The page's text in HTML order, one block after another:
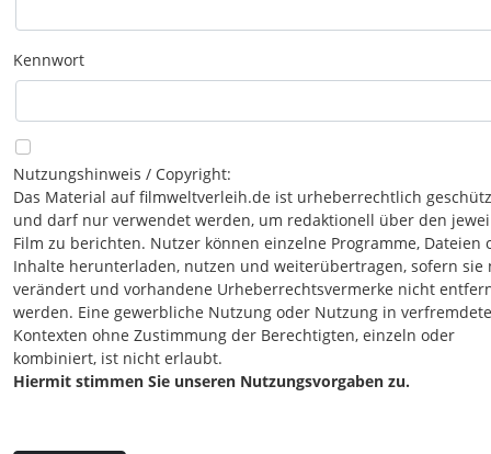
Kennwort
Nutzungshinweis / Copyright:
Das Material auf filmweltverleih.de ist urheberrechtlich
und darf nur verwendet werden, um redaktionell über den
Film zu berichten. Nutzer können einzelne Programme, Dateien
Inhalte herunterladen, nutzen und weiterübertragen, sofern sie
verändert und vorhandene Urheberrechtsvermerke nicht
werden. Eine gewerbliche Nutzung oder Nutzung in
Kontexten ohne Zustimmung der Berechtigten, einzeln oder
kombiniert, ist nicht erlaubt.
Hiermit stimmen Sie unseren Nutzungsvorgaben zu.